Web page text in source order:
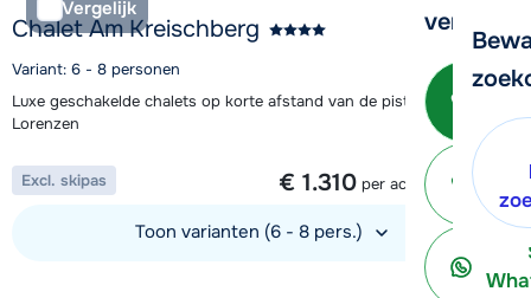
verder!
Bel
Vergelijk
Chalet Am Kreischberg
Variant: 6 - 8 personen
Luxe geschakelde chalets op korte afstand van de piste in St.
Lorenzen
1 week vanaf
€ 1.310 per accommodatie
Excl. skipas
Toon varianten (6 - 8 pers.)